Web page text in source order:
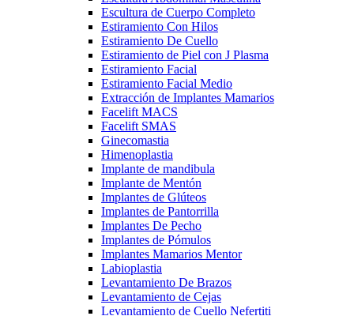
Escultura de Cuerpo Completo
Estiramiento Con Hilos
Estiramiento De Cuello
Estiramiento de Piel con J Plasma
Estiramiento Facial
Estiramiento Facial Medio
Extracción de Implantes Mamarios
Facelift MACS
Facelift SMAS
Ginecomastia
Himenoplastia
Implante de mandibula
Implante de Mentón
Implantes de Glúteos
Implantes de Pantorrilla
Implantes De Pecho
Implantes de Pómulos
Implantes Mamarios Mentor
Labioplastia
Levantamiento De Brazos
Levantamiento de Cejas
Levantamiento de Cuello Nefertiti